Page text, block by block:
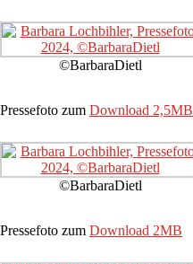
©BarbaraDietl
Pressefoto zum Download 2,5MB
©BarbaraDietl
Pressefoto zum Download 2MB